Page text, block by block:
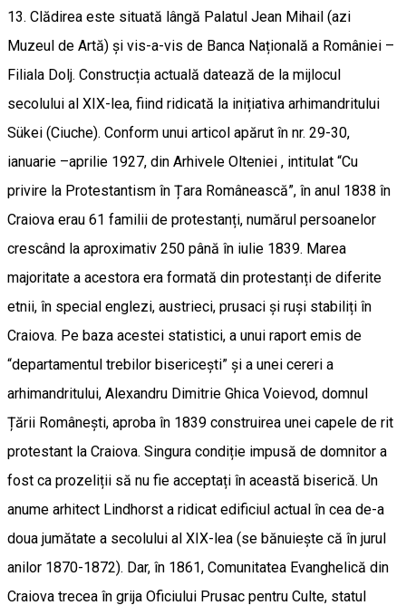
13. Clădirea este situată lângă Palatul Jean Mihail (azi
Muzeul de Artă) și vis-a-vis de Banca Națională a României –
Filiala Dolj. Construcția actuală datează de la mijlocul
secolului al XIX-lea, fiind ridicată la inițiativa arhimandritului
Sükei (Ciuche). Conform unui articol apărut în nr. 29-30,
ianuarie –aprilie 1927, din Arhivele Olteniei , intitulat “Cu
privire la Protestantism în Țara Românească”, în anul 1838 în
Craiova erau 61 familii de protestanți, numărul persoanelor
crescând la aproximativ 250 până în iulie 1839. Marea
majoritate a acestora era formată din protestanți de diferite
etnii, în special englezi, austrieci, prusaci și ruși stabiliți în
Craiova. Pe baza acestei statistici, a unui raport emis de
“departamentul trebilor bisericești” și a unei cereri a
arhimandritului, Alexandru Dimitrie Ghica Voievod, domnul
Țării Românești, aproba în 1839 construirea unei capele de rit
protestant la Craiova. Singura condiție impusă de domnitor a
fost ca prozeliții să nu fie acceptați în această biserică. Un
anume arhitect Lindhorst a ridicat edificiul actual în cea de-a
doua jumătate a secolului al XIX-lea (se bănuiește că în jurul
anilor 1870-1872). Dar, în 1861, Comunitatea Evanghelică din
Craiova trecea în grija Oficiului Prusac pentru Culte, statul